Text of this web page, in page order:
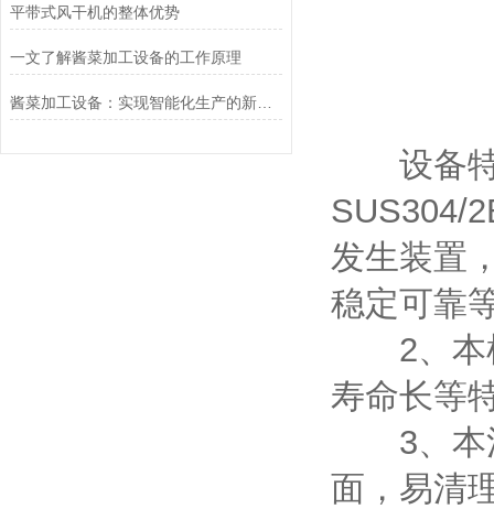
平带式风干机的整体优势
一文了解酱菜加工设备的工作原理
酱菜加工设备：实现智能化生产的新趋势
设备特
SUS304/
发生装置
稳定可靠
2、本机
寿命长等
3、本清
面，易清